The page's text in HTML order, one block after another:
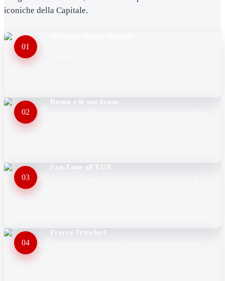
iconiche della Capitale.
01
02
Roma e le sue Icone
03
Fan Zone all'EUR
04
Frecce Tricolori